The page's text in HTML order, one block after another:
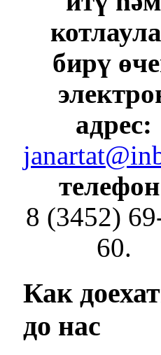
бирү
адрес:
8 (3452)
60.
Как
до нас